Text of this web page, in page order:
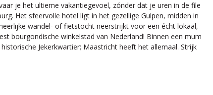
je het ultieme vakantiegevoel, zónder dat je uren in de file
Het sfeervolle hotel ligt in het gezellige Gulpen, midden in
wandel- of fietstocht neerstrijkt voor een écht lokaal,
bourgondische winkelstad van Nederland! Binnen een mum
Jekerkwartier; Maastricht heeft het allemaal. Strijk